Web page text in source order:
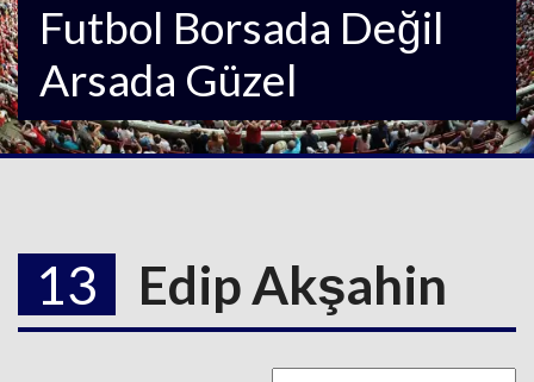
Futbol Borsada Değil
Arsada Güzel
13 Edip Akşahin